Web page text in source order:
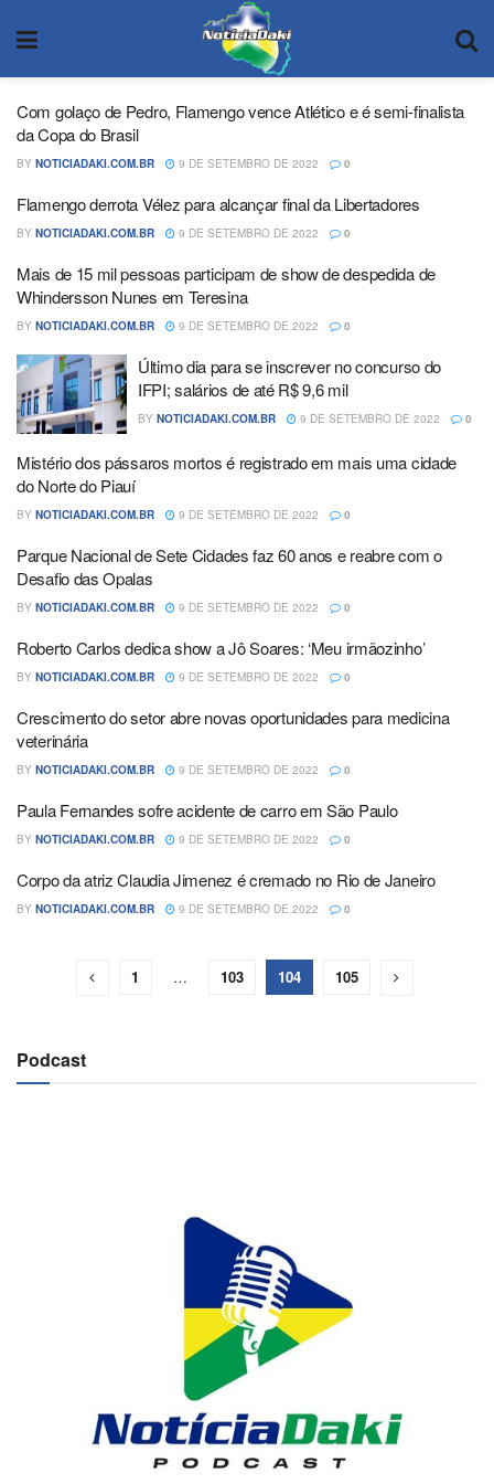
Com golaço de Pedro, Flamengo vence Atlético e é semi-finalista
da Copa do Brasil
BY NOTICIADAKI.COM.BR 9 DE SETEMBRO DE 2022 0
Flamengo derrota Vélez para alcançar final da Libertadores
BY NOTICIADAKI.COM.BR 9 DE SETEMBRO DE 2022 0
Mais de 15 mil pessoas participam de show de despedida de
Whindersson Nunes em Teresina
BY NOTICIADAKI.COM.BR 9 DE SETEMBRO DE 2022 0
Último dia para se inscrever no concurso do
IFPI; salários de até R$ 9,6 mil
BY NOTICIADAKI.COM.BR 9 DE SETEMBRO DE 2022 0
Mistério dos pássaros mortos é registrado em mais uma cidade
do Norte do Piauí
BY NOTICIADAKI.COM.BR 9 DE SETEMBRO DE 2022 0
Parque Nacional de Sete Cidades faz 60 anos e reabre com o
Desafio das Opalas
BY NOTICIADAKI.COM.BR 9 DE SETEMBRO DE 2022 0
Roberto Carlos dedica show a Jô Soares: ‘Meu irmãozinho’
BY NOTICIADAKI.COM.BR 9 DE SETEMBRO DE 2022 0
Crescimento do setor abre novas oportunidades para medicina
veterinária
BY NOTICIADAKI.COM.BR 9 DE SETEMBRO DE 2022 0
Paula Fernandes sofre acidente de carro em São Paulo
BY NOTICIADAKI.COM.BR 9 DE SETEMBRO DE 2022 0
Corpo da atriz Claudia Jimenez é cremado no Rio de Janeiro
BY NOTICIADAKI.COM.BR 9 DE SETEMBRO DE 2022 0
1 … 103 104 105
Podcast